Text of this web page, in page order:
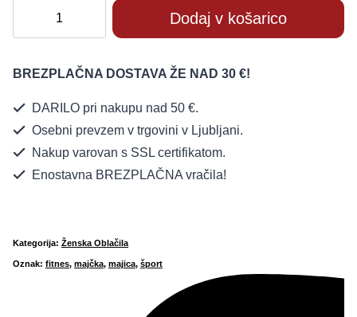
Tanktop
Dodaj v košarico
BREZPLAČNA DOSTAVA ŽE NAD 30 €!
DARILO pri nakupu nad 50 €.
Osebni prevzem v trgovini v Ljubljani.
Nakup varovan s SSL certifikatom.
Enostavna BREZPLAČNA vračila!
Kategorija: Ženska Oblačila
Oznak: fitnes, majčka, majica, šport